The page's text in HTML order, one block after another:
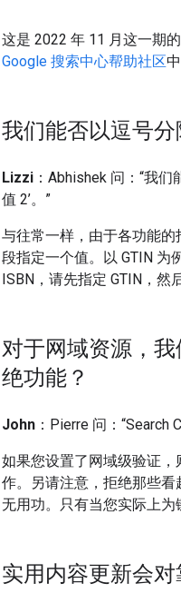
这是 2022 年 11 月这一期的
Google 搜索中心帮助社区
我们能否以逗号
Lizzi ：Abhishek 问：“我
值 2’。”
与往常一样，由于各功能
段指定一个值。以 GTIN 为
ISBN，请先指定 GTIN，然
对于网域资源，
绝功能？
John ：Pierre 问：
如果您设置了网域级验证
作。另请注意，拒绝那些
无用功。只有当您实际上为
实用内容更新会